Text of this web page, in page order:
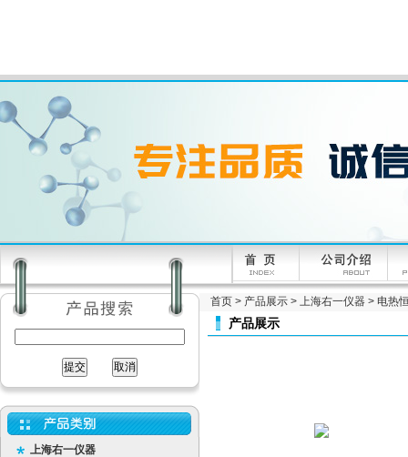
上海右一仪器
首页 > 产品展示 > 上海右一仪器 > 电热
产品展示